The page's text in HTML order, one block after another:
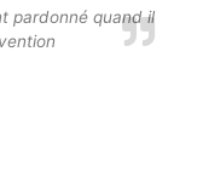
pardonné quand il